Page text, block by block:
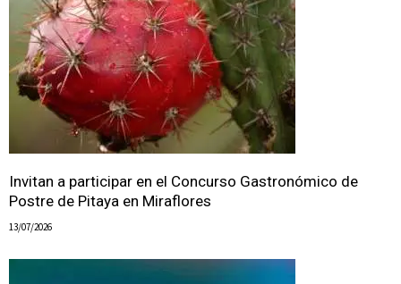
Invitan a participar en el Concurso Gastronómico de
Postre de Pitaya en Miraflores
13/07/2026